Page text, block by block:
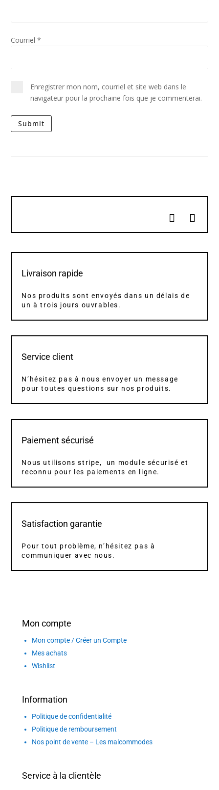
Courriel*
Enregistrer mon nom, courriel et site web dans le
navigateur pour la prochaine fois que je commenterai.
Submit
Livraison rapide
Nos produits sont envoyés dans un délais de
un à trois jours ouvrables.
Service client
N’hésitez pas à nous envoyer un message
pour toutes questions sur nos produits.
Paiement sécurisé
Nous utilisons stripe, un module sécurisé et
reconnu pour les paiements en ligne.
Satisfaction garantie
Pour tout problème, n’hésitez pas à
communiquer avec nous.
Mon compte
Mon compte / Créer un Compte
Mes achats
Wishlist
Information
Politique de confidentialité
Politique de remboursement
Nos point de vente – Les malcommodes
Service à la clientèle